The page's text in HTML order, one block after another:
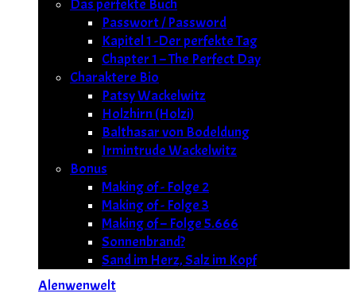
Das perfekte Buch
Passwort / Password
Kapitel 1 -Der perfekte Tag
Chapter 1 – The Perfect Day
Charaktere Bio
Patsy Wackelwitz
Holzhirn (Holzi)
Balthasar von Bodeldung
Irmintrude Wackelwitz
Bonus
Making of - Folge 2
Making of - Folge 3
Making of – Folge 5.666
Sonnenbrand?
Sand im Herz, Salz im Kopf
Alenwenwelt